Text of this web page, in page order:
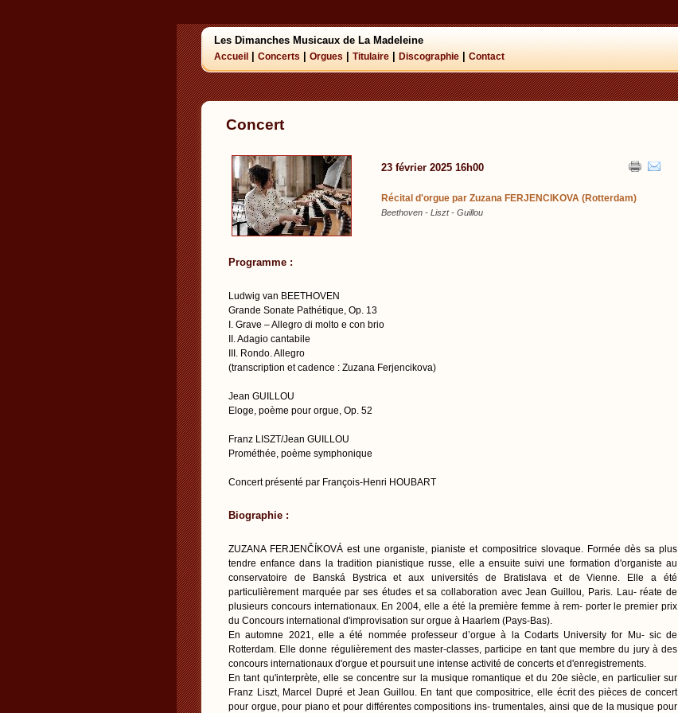
Les Dimanches Musicaux de La Madeleine
Accueil Concerts Orgues Titulaire Discographie Contact
Concert
23 février 2025 16h00
Récital d'orgue par Zuzana FERJENCIKOVA (Rotterdam)
Beethoven - Liszt - Guillou
Programme :
Ludwig van BEETHOVEN
Grande Sonate Pathétique, Op. 13
I. Grave – Allegro di molto e con brio
II. Adagio cantabile
III. Rondo. Allegro
(transcription et cadence : Zuzana Ferjencikova)
Jean GUILLOU
Eloge, poème pour orgue, Op. 52
Franz LISZT/Jean GUILLOU
Prométhée, poème symphonique
Concert présenté par François-Henri HOUBART
Biographie :
ZUZANA FERJENČÍKOVÁ est une organiste, pianiste et compositrice slovaque. Formée dès sa plus
tendre enfance dans la tradition pianistique russe, elle a ensuite suivi une formation d'organiste au
conservatoire de Banská Bystrica et aux universités de Bratislava et de Vienne. Elle a été
particulièrement marquée par ses études et sa collaboration avec Jean Guillou, Paris. Lau- réate de
plusieurs concours internationaux. En 2004, elle a été la première femme à rem- porter le premier prix
du Concours international d'improvisation sur orgue à Haarlem (Pays-Bas).
En automne 2021, elle a été nommée professeur d’orgue à la Codarts University for Mu- sic de
Rotterdam. Elle donne régulièrement des master-classes, participe en tant que membre du jury à des
concours internationaux d'orgue et poursuit une intense activité de concerts et d'enregistrements.
En tant qu'interprète, elle se concentre sur la musique romantique et du 20e siècle, en particulier sur
Franz Liszt, Marcel Dupré et Jean Guillou. En tant que compositrice, elle écrit des pièces de concert
pour orgue, pour piano et pour différentes compositions ins- trumentales, ainsi que de la musique pour